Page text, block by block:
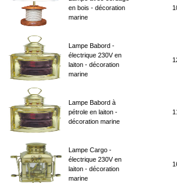
en bois - décoration
marine
Lampe Babord -
électrique 230V en
laiton - décoration
marine
Lampe Babord à
pétrole en laiton -
décoration marine
Lampe Cargo -
électrique 230V en
laiton - décoration
marine